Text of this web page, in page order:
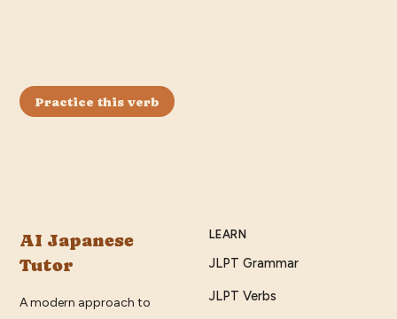
Practice this verb
AI Japanese
Tutor
A modern approach to
LEARN
JLPT Grammar
JLPT Verbs